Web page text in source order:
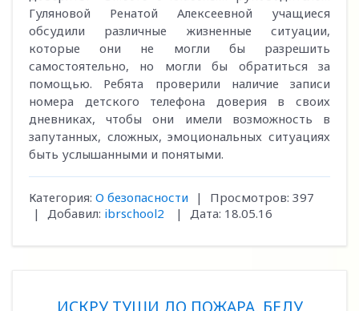
Гуляновой Ренатой Алексеевной учащиеся
обсудили различные жизненные ситуации,
которые они не могли бы разрешить
самостоятельно, но могли бы обратиться за
помощью. Ребята проверили наличие записи
номера детского телефона доверия в своих
дневниках, чтобы они имели возможность в
запутанных, сложных, эмоциональных ситуациях
быть услышанными и понятыми.
Категория: О безопасности | Просмотров: 397
|
Добавил: ibrschool2 | Дата: 18.05.16
ИСКРУ ТУШИ ДО ПОЖАРА, БЕДУ